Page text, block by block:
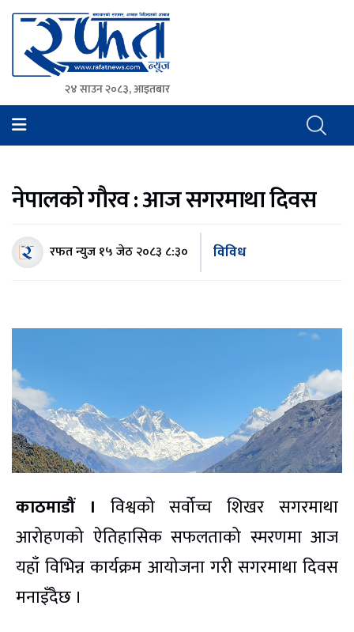
Rafat News
समाचारको रफ्तार, आवाज बिहिनहरुको आवाज
२४ साउन २०८३, आइतबार
नेपालको गौरव : आज सगरमाथा दिवस
रफत न्युज१५ जेठ २०८३ ८:३० विविध
काठमाडौं । विश्वको सर्वोच्च शिखर सगरमाथा
आरोहणको ऐतिहासिक सफलताको स्मरणमा आज
यहाँ विभिन्न कार्यक्रम आयोजना गरी सगरमाथा दिवस
मनाइँदैछ ।